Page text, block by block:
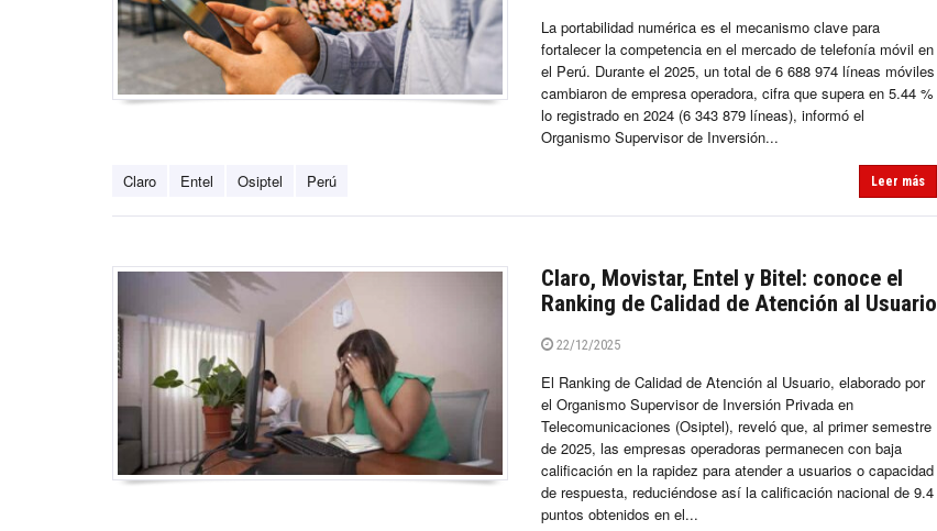
La portabilidad numérica es el mecanismo clave para
fortalecer la competencia en el mercado de telefonía móvil en
el Perú. Durante el 2025, un total de 6 688 974 líneas móviles
cambiaron de empresa operadora, cifra que supera en 5.44 %
lo registrado en 2024 (6 343 879 líneas), informó el
Organismo Supervisor de Inversión...
Claro Entel Osiptel Perú Leer más
Claro, Movistar, Entel y Bitel: conoce el
Ranking de Calidad de Atención al Usuario
22/12/2025
El Ranking de Calidad de Atención al Usuario, elaborado por
el Organismo Supervisor de Inversión Privada en
Telecomunicaciones (Osiptel), reveló que, al primer semestre
de 2025, las empresas operadoras permanecen con baja
calificación en la rapidez para atender a usuarios o capacidad
de respuesta, reduciéndose así la calificación nacional de 9.4
puntos obtenidos en el...